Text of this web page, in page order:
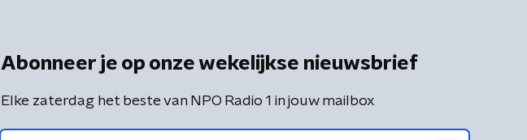
Abonneer je op onze wekelijkse nieuwsbrief
Elke zaterdag het beste van NPO Radio 1 in jouw mailbox